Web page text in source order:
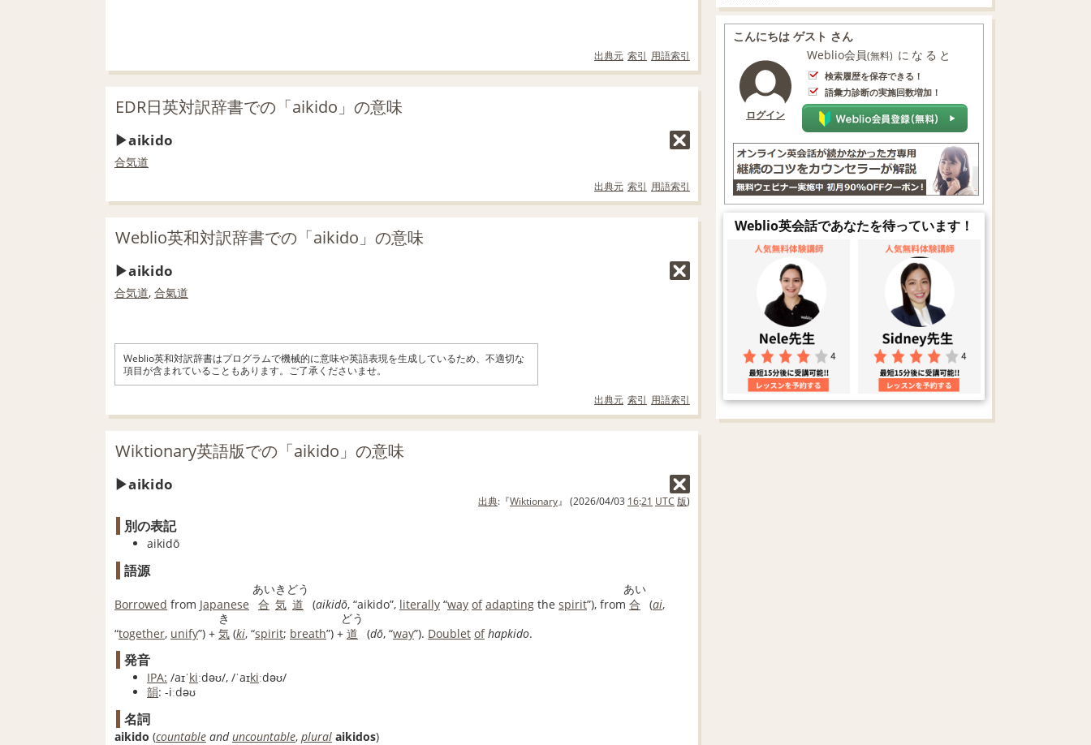
出典元 索引 用語索引
EDR日英対訳辞書での「aikido」の意味
aikido
合気道
出典元 索引 用語索引
Weblio英和対訳辞書での「aikido」の意味
aikido
合気道, 合氣道
Weblio英和対訳辞書はプログラムで機械的に意味や英語表現を生成しているため、不適切な
項目が含まれていることもあります。ご了承くださいませ。
出典元 索引 用語索引
Wiktionary英語版での「aikido」の意味
aikido
出典:『Wiktionary 』 (2026/04/03 16:21 UTC 版)
別の表記
aikidō
語源
Borrowed from Japanese 合
あい
気
き
道
どう
(aikidō, “aikido”, literally “way of adapting the spirit”), from 合
あい
(ai,
“together, unify”) + 気
き
(ki, “spirit; breath”) + 道
どう
(dō, “way”). Doublet of hapkido.
発音
IPA: /aɪˈkiːdəʊ/, /ˈaɪkiːdəʊ/
韻: -iːdəʊ
名詞
aikido (countable anduncountable, plural aikidos)
こんにちは ゲスト さん
ログイン
Weblio会員(無料) になると
検索履歴を保存できる！
語彙力診断の実施回数増加！
Weblio英会話であなたを待っています！